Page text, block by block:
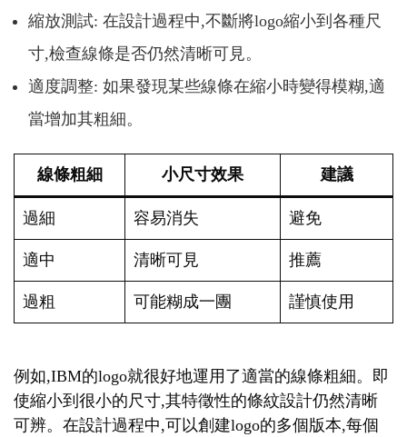
縮放測試: 在設計過程中,不斷將logo縮小到各種尺
寸,檢查線條是否仍然清晰可見。
適度調整: 如果發現某些線條在縮小時變得模糊,適
當增加其粗細。
線條粗細 小尺寸效果 建議
過細 容易消失 避免
適中 清晰可見 推薦
過粗 可能糊成一團 謹慎使用
例如,IBM的logo就很好地運用了適當的線條粗細。即
使縮小到很小的尺寸,其特徵性的條紋設計仍然清晰
可辨。在設計過程中,可以創建logo的多個版本,每個